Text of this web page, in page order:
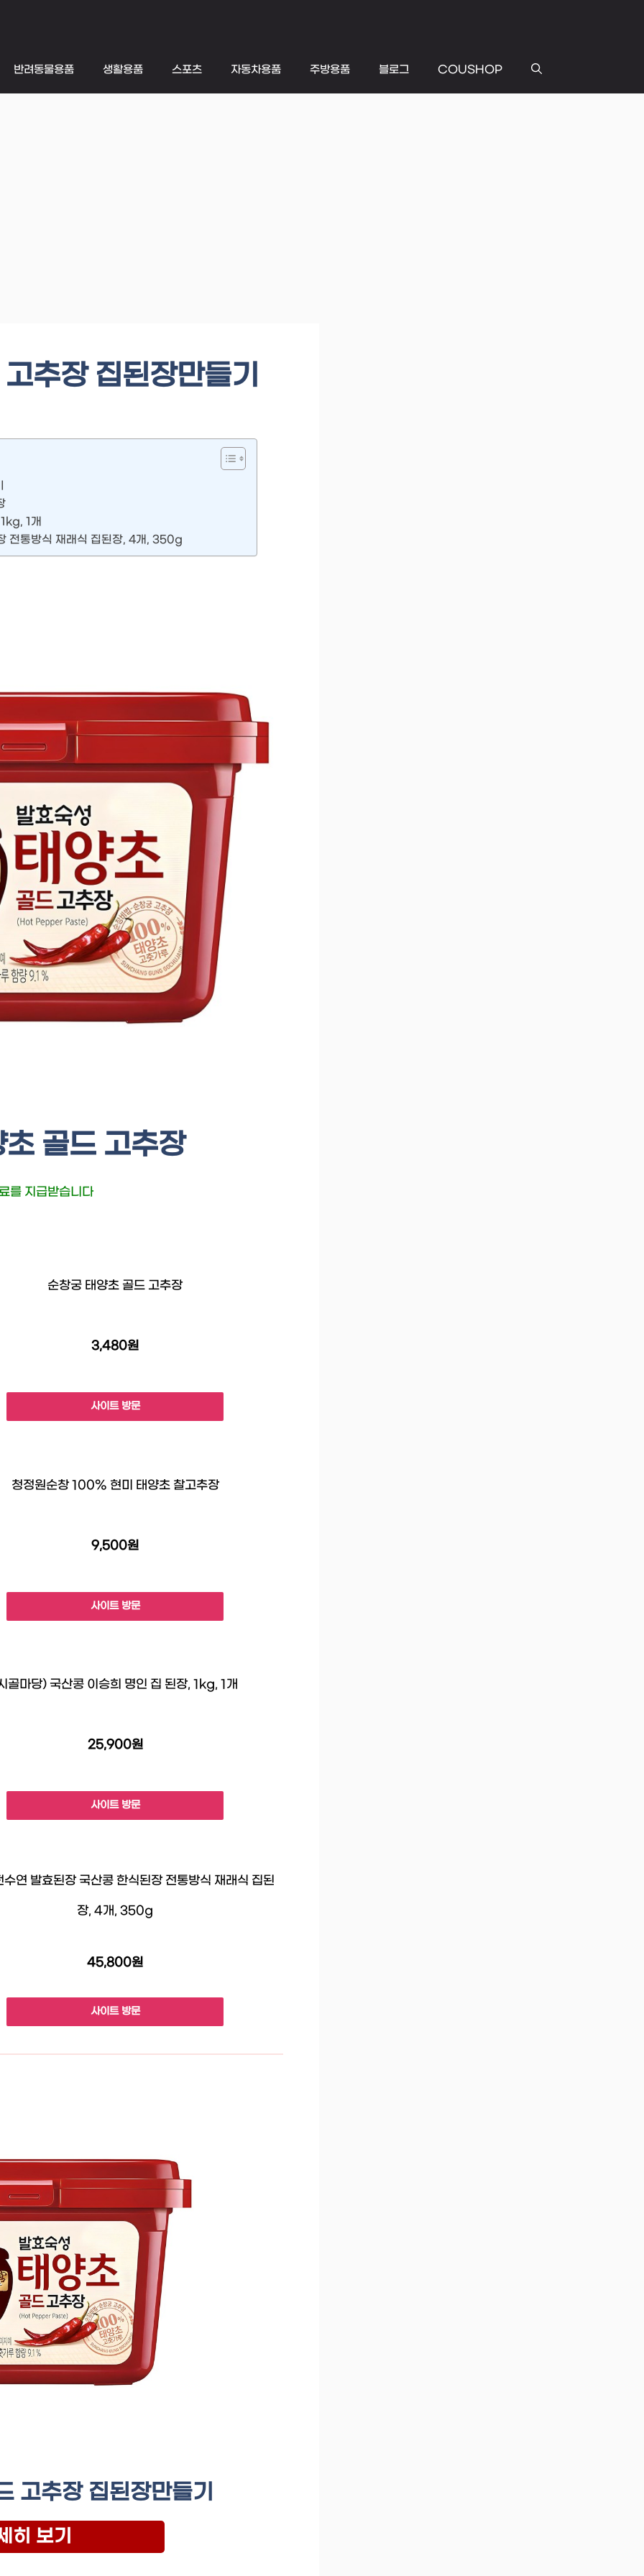
반려동물용품 생활용품 스포츠 자동차용품 주방용품 블로그 COUSHOP
추장 집된장만들기
1개
전통방식 재래식 집된장, 4개, 350g
골드 고추장
를 지급받습니다
순창궁 태양초 골드 고추장
3,480원
사이트 방문
청정원순창 100% 현미 태양초 찰고추장
9,500원
사이트 방문
골마당) 국산콩 이승희 명인 집 된장, 1kg, 1개
25,900원
사이트 방문
수연 발효된장 국산콩 한식된장 전통방식 재래식 집된
장, 4개, 350g
45,800원
사이트 방문
고추장 집된장만들기
히 보기